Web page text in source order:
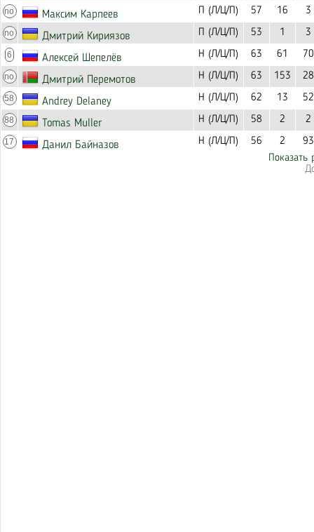
no Максим Карпеев П (Л/Ц/П) 57 16 3
no Дмитрий Кириязов П (Л/Ц/П) 53 1 3
6 Алексей Шепелёв Н (Л/Ц/П) 63 61 70
no Дмитрий Перемотов Н (Л/Ц/П) 63 153 28
58 Andrey Delaney Н (Л/Ц/П) 62 13 52
88 Tomas Muller Н (Л/Ц/П) 58 2 2
17 Данил Байназов Н (Л/Ц/П) 56 2
93
Показать